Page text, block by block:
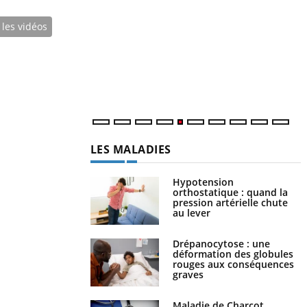
vidéos
LES MALADIES
Hypotension
orthostatique : quand la
pression artérielle chute
au lever
Drépanocytose : une
déformation des globules
rouges aux conséquences
graves